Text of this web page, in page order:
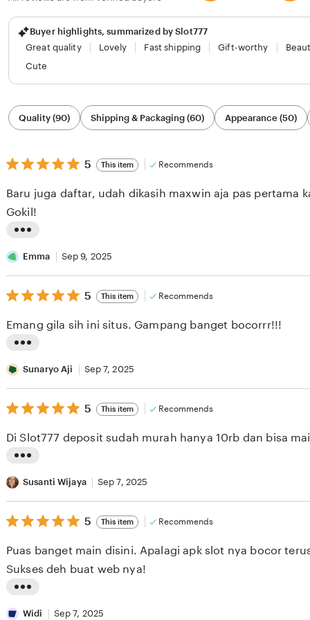
Buyer highlights, summarized by Slot777
Great quality
Lovely Fast shipping Gift-worthy
Cute
Filter
by
category
Quality (90) Shipping & Packaging (60) Appearance (50)
5
out
5
stars
5 This item Recommends
i
s
t
n
r
e
v
e
b
y
E
m
a
Baru juga daftar, udah dikasih maxwin aja pas pertama
Gokil!
Emma Sep 9, 2025
5
out
5
stars
5 This item Recommends
i
s
t
n
r
e
v
e
w
y
Emang gila sih ini situs. Gampang banget bocorrr!!!
Sunaryo Aji Sep 7, 2025
5
out
5
stars
5 This item Recommends
i
s
t
n
g
e
Di Slot777 deposit sudah murah hanya 10rb dan bisa
Susanti Wijaya Sep 7, 2025
5
out
5
stars
5 This item Recommends
i
Puas banget main disini. Apalagi apk slot nya bocor
Sukses deh buat web nya!
Widi Sep 7, 2025